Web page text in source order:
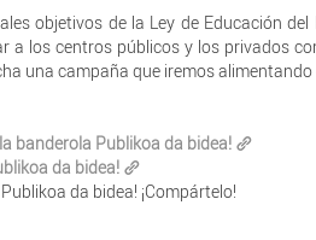
objetivos de la Ley de Educación
a los centros públicos y los privados
una campaña que iremos
banderola Publikoa da bidea!
da bidea!
da bidea! ¡Compártelo!